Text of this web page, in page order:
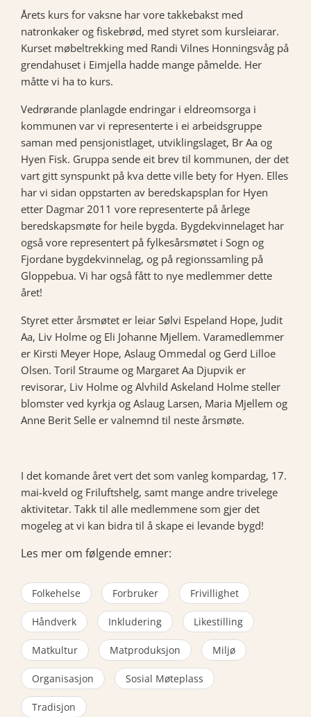
Årets kurs for vaksne har vore takkebakst med
natronkaker og fiskebrød, med styret som kursleiarar.
Kurset møbeltrekking med Randi Vilnes Honningsvåg på
grendahuset i Eimjella hadde mange påmelde. Her
måtte vi ha to kurs.
Vedrørande planlagde endringar i eldreomsorga i
kommunen var vi representerte i ei arbeidsgruppe
saman med pensjonistlaget, utviklingslaget, Br Aa og
Hyen Fisk. Gruppa sende eit brev til kommunen, der det
vart gitt synspunkt på kva dette ville bety for Hyen. Elles
har vi sidan oppstarten av beredskapsplan for Hyen
etter Dagmar 2011 vore representerte på årlege
beredskapsmøte for heile bygda. Bygdekvinnelaget har
også vore representert på fylkesårsmøtet i Sogn og
Fjordane bygdekvinnelag, og på regionssamling på
Gloppebua. Vi har også fått to nye medlemmer dette
året!
Styret etter årsmøtet er leiar Sølvi Espeland Hope, Judit
Aa, Liv Holme og Eli Johanne Mjellem. Varamedlemmer
er Kirsti Meyer Hope, Aslaug Ommedal og Gerd Lilloe
Olsen. Toril Straume og Margaret Aa Djupvik er
revisorar, Liv Holme og Alvhild Askeland Holme steller
blomster ved kyrkja og Aslaug Larsen, Maria Mjellem og
Anne Berit Selle er valnemnd til neste årsmøte.
I det komande året vert det som vanleg kompardag, 17.
mai-kveld og Friluftshelg, samt mange andre trivelege
aktivitetar. Takk til alle medlemmene som gjer det
mogeleg at vi kan bidra til å skape ei levande bygd!
Les mer om følgende emner:
Folkehelse Forbruker Frivillighet
Håndverk Inkludering Likestilling
Matkultur Matproduksjon Miljø
Organisasjon Sosial Møteplass
Tradisjon